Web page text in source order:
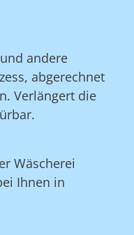
andere
abgerechnet
Verlängert die
Wäscherei
Ihnen in